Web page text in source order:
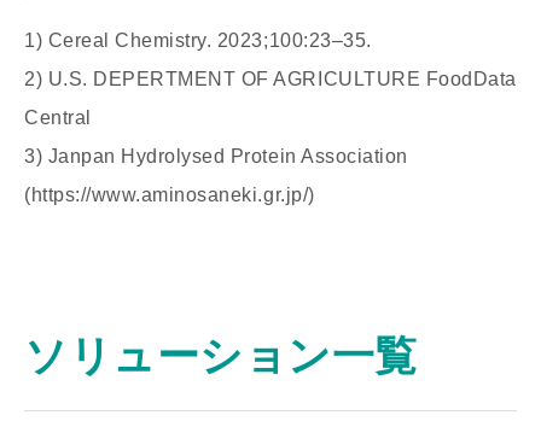
1) Cereal Chemistry. 2023;100:23–35.
2) U.S. DEPERTMENT OF AGRICULTURE FoodData
Central
3) Janpan Hydrolysed Protein Association
(https://www.aminosaneki.gr.jp/)
ソリューション一覧